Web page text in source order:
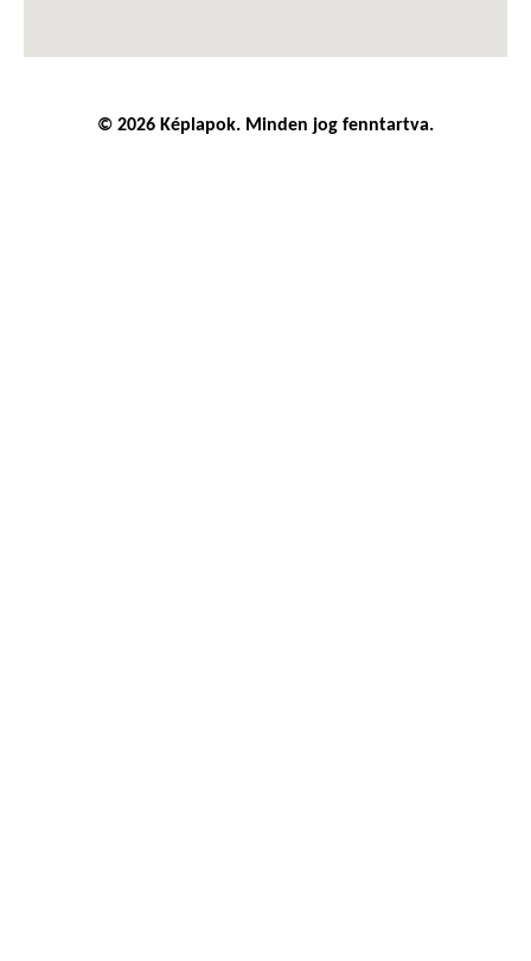
© 2026 Képlapok. Minden jog fenntartva.